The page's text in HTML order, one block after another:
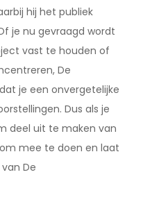
hij het publiek
je nu gevraagd wordt
vast te houden of
De
je een onvergetelijke
Dus als je
deel uit te maken van
mee te doen en laat
De